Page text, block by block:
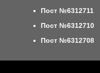
Пост №6312711
Пост №6312710
Пост №6312708